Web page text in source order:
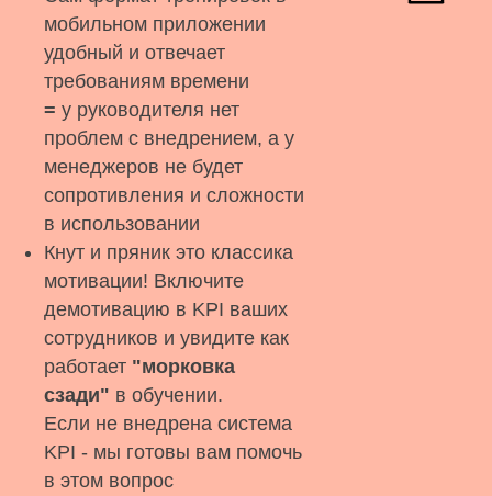
мобильном приложении
удобный и отвечает
требованиям времени
= у руководителя нет
проблем с внедрением, а у
менеджеров не будет
сопротивления и сложности
в использовании
Кнут и пряник это классика
мотивации! Включите
демотивацию в KPI ваших
сотрудников и увидите как
работает "морковка
сзади" в обучении.
Если не внедрена система
KPI - мы готовы вам помочь
в этом вопрос